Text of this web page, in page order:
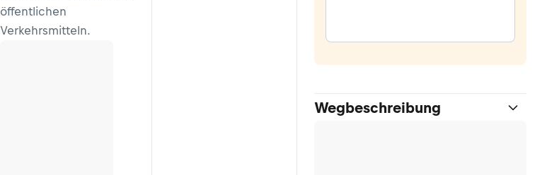
öffentlichen
Verkehrsmitteln.
Wegbeschreibung